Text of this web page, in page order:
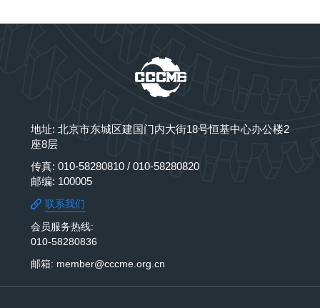
地址: 北京市东城区建国门内大街18号恒基中心办公楼2
座8层
传真: 010-58280810 / 010-58280820
邮编: 100005
联系我们
会员服务热线:
010-58280836
邮箱: member@cccme.org.cn